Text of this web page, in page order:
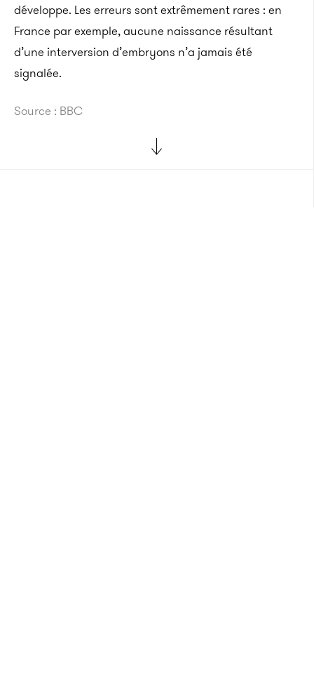
développe. Les erreurs sont extrêmement rares : en
France par exemple, aucune naissance résultant
d’une interversion d’embryons n’a jamais été
signalée.
Source : BBC